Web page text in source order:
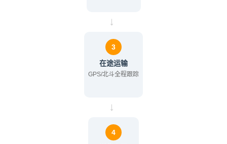
→
3
在途运输
GPS/北斗全程跟踪
→
4